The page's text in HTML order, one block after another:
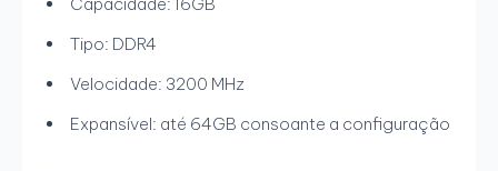
Capacidade: 16GB
Tipo: DDR4
Velocidade: 3200 MHz
Expansível: até 64GB consoante a configuração